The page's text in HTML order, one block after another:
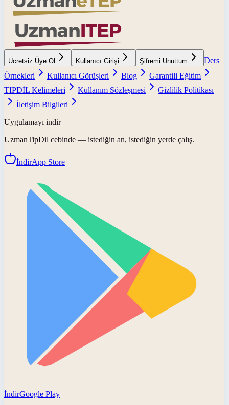
Ücretsiz Üye Ol Kullanıcı Girişi Şifremi Unuttum
Ders
Örnekleri
Kullanıcı Görüşleri Blog
Garantili Eğitim
TIPDİL Kelimeleri
Kullanım Sözleşmesi
Gizlilik Politikası
İletişim Bilgileri
Uygulamayı indir
UzmanTipDil cebinde — istediğin an, istediğin yerde çalış.
İndirApp Store
İndirGoogle Play